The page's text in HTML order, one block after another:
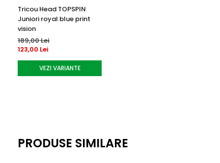
Tricou Head TOPSPIN
Juniori royal blue print
vision
189,00 Lei
123,00 Lei
VEZI VARIANTE
PRODUSE SIMILARE